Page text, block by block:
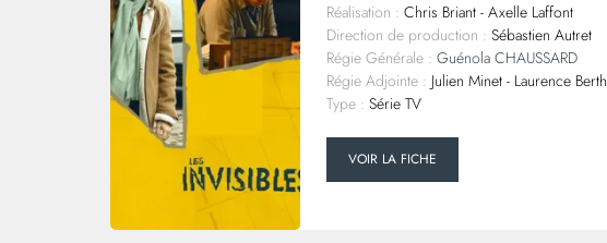
Réalisation : Chris Briant - Axelle Laffont
Direction de production : Sébastien Autret
Régie Générale : Guénola CHAUSSARD
Régie Adjointe : Julien Minet - Laurence Berth
Type : Série TV
VOIR LA FICHE